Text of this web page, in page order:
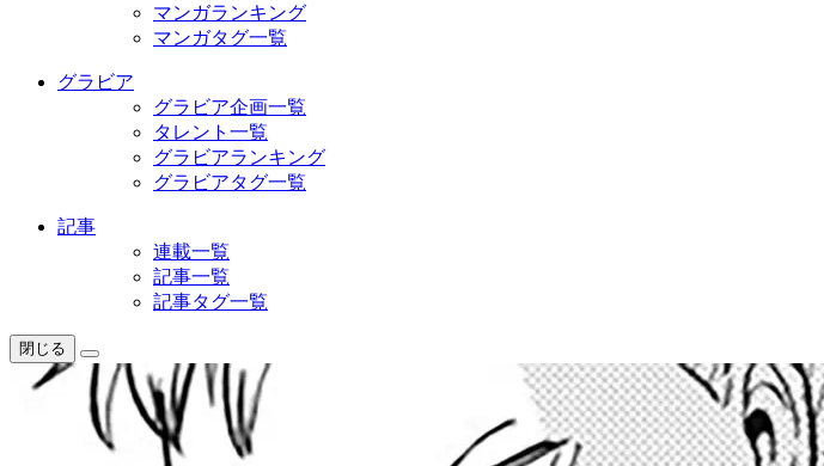
マンガランキング
マンガタグ一覧
グラビア
グラビア企画一覧
タレント一覧
グラビアランキング
グラビアタグ一覧
記事
連載一覧
記事一覧
記事タグ一覧
閉じる